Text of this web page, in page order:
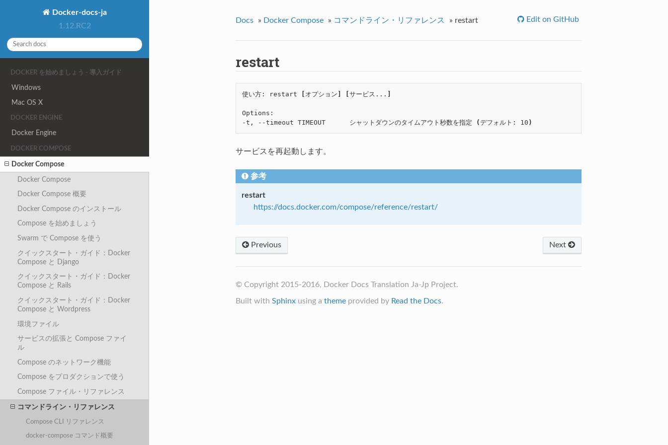
Docker-docs-ja
1.12.RC2
DOCKER を始めましょう - 導入ガイド
Windows
Mac OS X
DOCKER ENGINE
Docker Engine
DOCKER COMPOSE
Docker Compose
Docker Compose
Docker Compose 概要
Docker Compose のインストール
Compose を始めましょう
Swarm で Compose を使う
クイックスタート・ガイド：Docker
Compose と Django
クイックスタート・ガイド：Docker
Compose と Rails
クイックスタート・ガイド：Docker
Compose と Wordpress
環境ファイル
サービスの拡張と Compose ファイ
ル
Compose のネットワーク機能
Compose をプロダクションで使う
Compose ファイル・リファレンス
コマンドライン・リファレンス
Compose CLI リファレンス
docker-compose コマンド概要
Docs » Docker Compose » コマンドライン・リファレンス » restart Edit on GitHub
restart
使い方: restart オプション サービス...
Options:
-t, --timeout TIMEOUT      シャットダウンのタイムアウト秒数を指定
(デフォルト: 10 )
サービスを再起動します。
参考
restart
https://docs.docker.com/compose/reference/restart/
Next
Previous
© Copyright 2015-2016, Docker Docs Translation Ja-Jp Project.
Built with Sphinxusing a themeprovided by Read the Docs.